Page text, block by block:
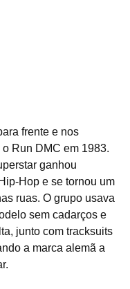
Run DMC em 1983.
ganhou
Hop e se tornou um
ruas. O grupo usava
sem cadarços e
junto com tracksuits
a marca alemã a